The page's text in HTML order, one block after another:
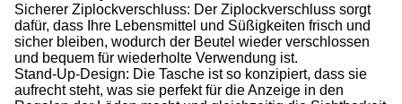
Sicherer Ziplockverschluss: Der Ziplockverschluss sorgt
dafür, dass Ihre Lebensmittel und Süßigkeiten frisch und
sicher bleiben, wodurch der Beutel wieder verschlossen
und bequem für wiederholte Verwendung ist.
Stand-Up-Design: Die Tasche ist so konzipiert, dass sie
aufrecht steht, was sie perfekt für die Anzeige in den